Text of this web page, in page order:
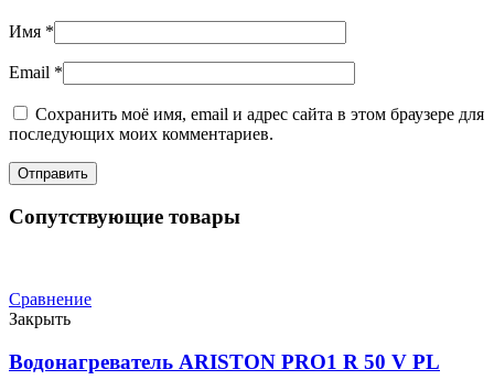
Имя *
Email *
Сохранить моё имя, email и адрес сайта в этом браузере для
последующих моих комментариев.
Сопутствующие товары
Сравнение
Закрыть
Водонагреватель ARISTON PRO1 R 50 V PL